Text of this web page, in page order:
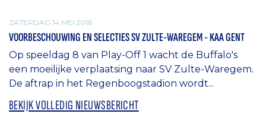
ZATERDAG 14 MEI 2016
VOORBESCHOUWING EN SELECTIES SV ZULTE-WAREGEM - KAA GENT
Op speeldag 8 van Play-Off 1 wacht de Buffalo's
een moeilijke verplaatsing naar SV Zulte-Waregem.
De aftrap in het Regenboogstadion wordt...
BEKIJK VOLLEDIG NIEUWSBERICHT